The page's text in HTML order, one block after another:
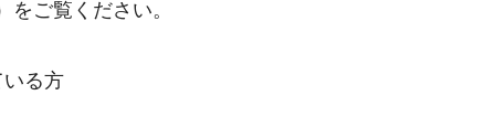
ご覧ください。
る方